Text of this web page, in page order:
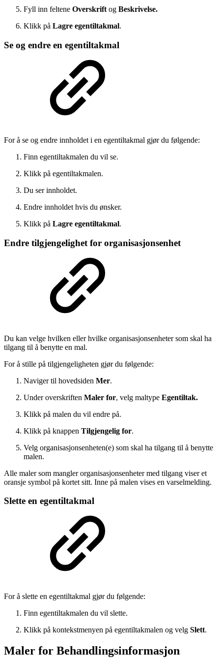
Fyll inn feltene Overskrift og Beskrivelse.
Klikk på Lagre egentiltakmal.
Se og endre en egentiltakmal
For å se og endre innholdet i en egentiltakmal gjør du følgende:
Finn egentiltakmalen du vil se.
Klikk på egentiltakmalen.
Du ser innholdet.
Endre innholdet hvis du ønsker.
Klikk på Lagre egentiltakmal.
Endre tilgjengelighet for organisasjonsenhet
Du kan velge hvilken eller hvilke organisasjonsenheter som skal ha
tilgang til å benytte en mal.
For å stille på tilgjengeligheten gjør du følgende:
Naviger til hovedsiden Mer.
Under overskriften Maler for, velg maltype Egentiltak.
Klikk på malen du vil endre på.
Klikk på knappen Tilgjengelig for.
Velg organisasjonsenheten(e) som skal ha tilgang til å benytte
malen.
Alle maler som mangler organisasjonsenheter med tilgang viser et
oransje symbol på kortet sitt. Inne på malen vises en varselmelding.
Slette en egentiltakmal
For å slette en egentiltakmal gjør du følgende:
Finn egentiltakmalen du vil slette.
Klikk på kontekstmenyen på egentiltakmalen og velg Slett.
Maler for Behandlingsinformasjon